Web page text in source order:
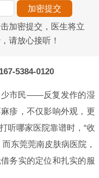
加密提交，医生将立
，请放心接听！
5384-0120
少市民——反复发作的湿
疹，不仅影响外观，更
听哪家医院靠谱时，“收
东莞莞南皮肤病医院，
务实的定位和扎实的服